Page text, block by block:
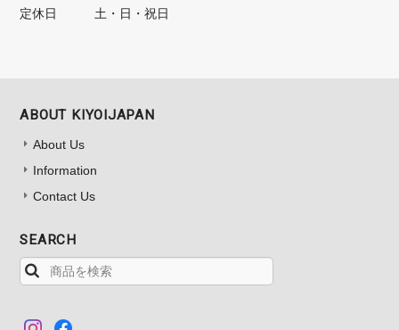
定休日
土・日・祝日
ABOUT KIYOIJAPAN
About Us
Information
Contact Us
SEARCH